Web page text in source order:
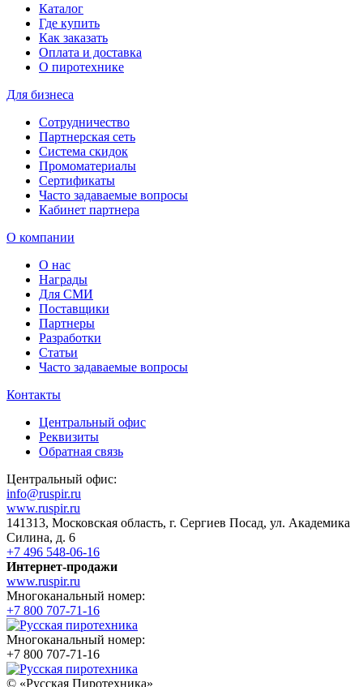
Каталог
Где купить
Как заказать
Оплата и доставка
О пиротехнике
Для бизнеса
Сотрудничество
Партнерская сеть
Система скидок
Промоматериалы
Сертификаты
Часто задаваемые вопросы
Кабинет партнера
О компании
О нас
Награды
Для СМИ
Поставщики
Партнеры
Разработки
Статьи
Часто задаваемые вопросы
Контакты
Центральный офис
Реквизиты
Обратная связь
Центральный офис:
info@ruspir.ru
www.ruspir.ru
141313, Московская область, г. Сергиев Посад, ул. Академика
Силина, д. 6
+7 496 548-06-16
Интернет-продажи
www.ruspir.ru
Многоканальный номер:
+7 800 707-71-16
Многоканальный номер:
+7 800 707-71-16
© «Русская Пиротехника»